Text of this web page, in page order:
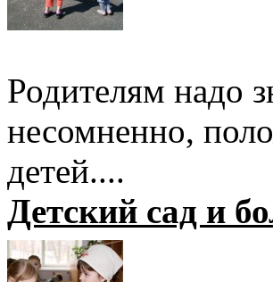
Родителям надо
несомненно,
детей....
Детский сад и